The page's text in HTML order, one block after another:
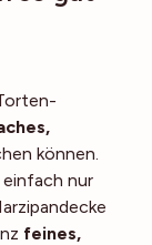
können.
einfach nur
feines,